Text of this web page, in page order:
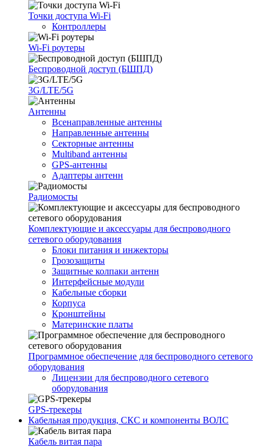
Точки доступа Wi-Fi
Контроллеры
Wi-Fi роутеры
Беспроводной доступ (БШПД)
3G/LTE/5G
Антенны
Всенаправленные антенны
Направленные антенны
Секторные антенны
Multiband антенны
GPS-антенны
Адаптеры антенн
Радиомосты
Комплектующие и аксессуары для беспроводного
сетевого оборудования
Блоки питания и инжекторы
Грозозащиты
Защитные колпаки антенн
Интерфейсные модули
Кабельные сборки
Корпуса
Кронштейны
Материнские платы
Программное обеспечение для беспроводного сетевого
оборудования
Лицензии для беспроводного сетевого
оборудования
GPS-трекеры
Кабельная продукция, СКС и компоненты ВОЛС
Кабель витая пара